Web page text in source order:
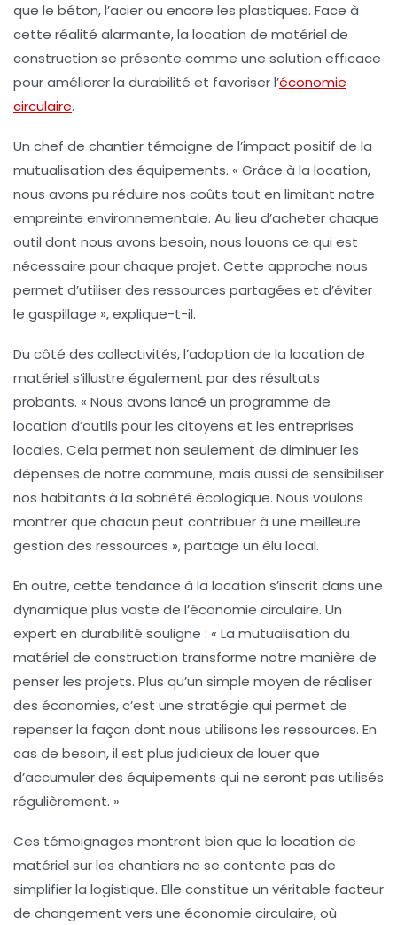
que le béton, l’acierou encore les plastiques. Face à
cette réalité alarmante, la location de matériel de
construction se présente comme une solution efficace
pour améliorer la durabilité et favoriser l’économie
circulaire.
Un chef de chantier témoigne de l’impact positif de la
mutualisation des équipements. « Grâce à la location,
nous avons pu réduire nos coûts tout en limitant notre
empreinte environnementale. Au lieu d’acheter chaque
outil dont nous avons besoin, nous louons ce qui est
nécessaire pour chaque projet. Cette approche nous
permet d’utiliser des ressources partagées et d’éviter
le gaspillage », explique-t-il.
Du côté des collectivités, l’adoption de la location de
matériel s’illustre également par des résultats
probants. « Nous avons lancé un programme de
location d’outils pour les citoyens et les entreprises
locales. Cela permet non seulement de diminuer les
dépenses de notre commune, mais aussi de sensibiliser
nos habitants à la sobriété écologique. Nous voulons
montrer que chacun peut contribuer à une meilleure
gestion des ressources », partage un élu local.
En outre, cette tendance à la location s’inscrit dans une
dynamique plus vaste de l’économie circulaire. Un
expert en durabilité souligne : « La mutualisation du
matériel de construction transforme notre manière de
penser les projets. Plus qu’un simple moyen de réaliser
des économies, c’est une stratégie qui permet de
repenser la façon dont nous utilisons les ressources. En
cas de besoin, il est plus judicieux de louer que
d’accumuler des équipements qui ne seront pas utilisés
régulièrement. »
Ces témoignages montrent bien que la location de
matériel sur les chantiers ne se contente pas de
simplifier la logistique. Elle constitue un véritable facteur
de changement vers une économie circulaire, où